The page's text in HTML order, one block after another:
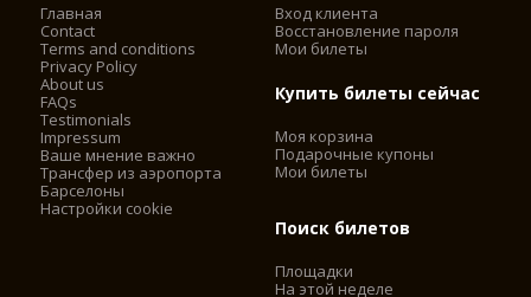
Главная
Contact
Terms and conditions
Privacy Policy
About us
FAQs
Testimonials
Impressum
Ваше мнение важно
Трансфер из аэропорта
Барселоны
Настройки cookie
Вход клиента
Восстановление пароля
Мои билеты
Купить билеты сейчас
Моя корзина
Подарочные купоны
Мои билеты
Поиск билетов
Площадки
На этой неделе